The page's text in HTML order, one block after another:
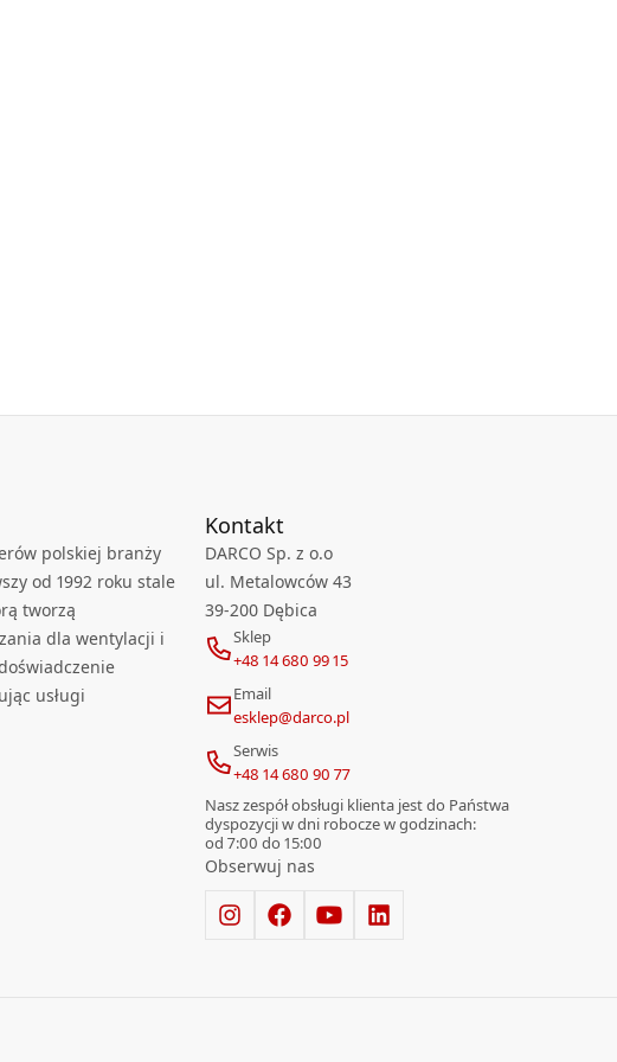
polskiej branży
od 1992 roku stale
tworzą
dla wentylacji i
usługi
Kontakt
DARCO Sp. z o.o
ul. Metalowców 43
39-200 Dębica
Sklep
+48 14 680 99 15
Email
esklep@darco.pl
Serwis
+48 14 680 90 77
Nasz zespół obsługi klienta jest do Państwa
dyspozycji w dni robocze w godzinach:
od 7:00 do 15:00
Obserwuj nas